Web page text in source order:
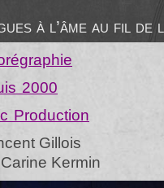
à l’âme au fil de
2000
Production
Gillois
Kermin